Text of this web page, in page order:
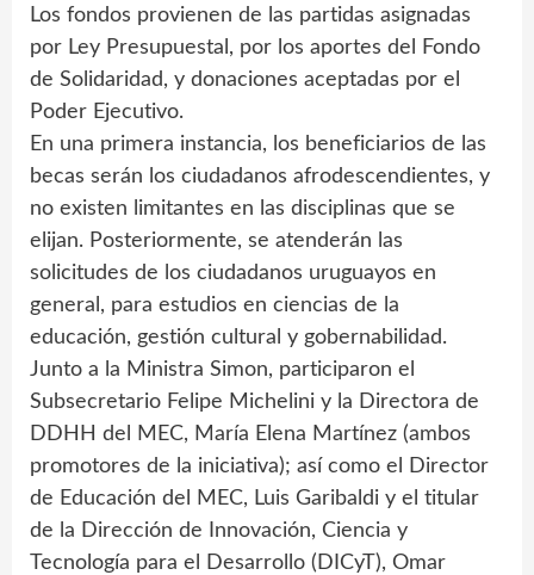
Los fondos provienen de las partidas asignadas
por Ley Presupuestal, por los aportes del Fondo
de Solidaridad, y donaciones aceptadas por el
Poder Ejecutivo.
En una primera instancia, los beneficiarios de las
becas serán los ciudadanos afrodescendientes, y
no existen limitantes en las disciplinas que se
elijan. Posteriormente, se atenderán las
solicitudes de los ciudadanos uruguayos en
general, para estudios en ciencias de la
educación, gestión cultural y gobernabilidad.
Junto a la Ministra Simon, participaron el
Subsecretario Felipe Michelini y la Directora de
DDHH del MEC, María Elena Martínez (ambos
promotores de la iniciativa); así como el Director
de Educación del MEC, Luis Garibaldi y el titular
de la Dirección de Innovación, Ciencia y
Tecnología para el Desarrollo (DICyT), Omar